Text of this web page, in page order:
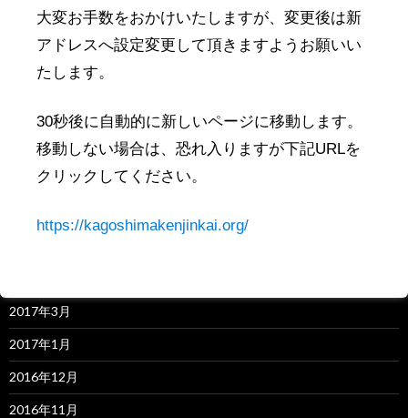
大変お手数をおかけいたしますが、変更後は新
アドレスへ設定変更して頂きますようお願いい
たします。
30秒後に自動的に新しいページに移動します。
移動しない場合は、恐れ入りますが下記URLを
クリックしてください。
https://kagoshimakenjinkai.org/
最近のコメント
2017年3月
2017年1月
2016年12月
2016年11月